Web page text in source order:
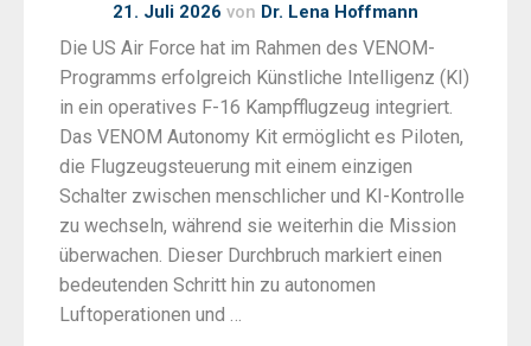
21. Juli 2026 von Dr. Lena Hoffmann
Die US Air Force hat im Rahmen des VENOM-
Programms erfolgreich Künstliche Intelligenz (KI)
in ein operatives F-16 Kampfflugzeug integriert.
Das VENOM Autonomy Kit ermöglicht es Piloten,
die Flugzeugsteuerung mit einem einzigen
Schalter zwischen menschlicher und KI-Kontrolle
zu wechseln, während sie weiterhin die Mission
überwachen. Dieser Durchbruch markiert einen
bedeutenden Schritt hin zu autonomen
Luftoperationen und …